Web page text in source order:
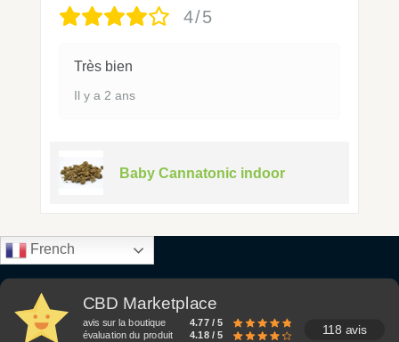
4/5
Très bien
Il y a 2 ans
Baby Cannatonic indoor
French
CBD Marketplace
avis sur la boutique
4.77 / 5
évaluation du produit
4.18 / 5 118 avis